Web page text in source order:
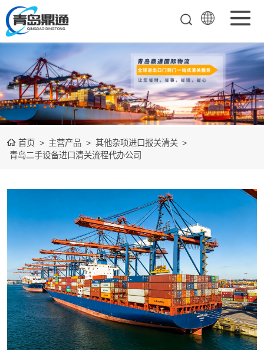
首页 > 主营产品 > 其他杂项进口报关清关 >
青岛二手设备进口清关流程代办公司
矿产品进口报关
清关
农副产品进口报
关清关
水产冻品进口报
关
化妆品进口报关
其他杂项进口报
关清关